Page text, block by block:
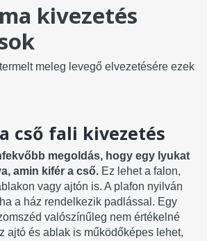
kivezetés
meleg levegő elvezetésére ezek
cső fali kivezetés
megoldás, hogy egy lyukat
amin kifér a cső. Ez lehet a falon,
vagy ajtón is. A plafon nyilván
a ház rendelkezik padlással. Egy
valószínűleg nem értékelné
ajtó és ablak is működőképes lehet,